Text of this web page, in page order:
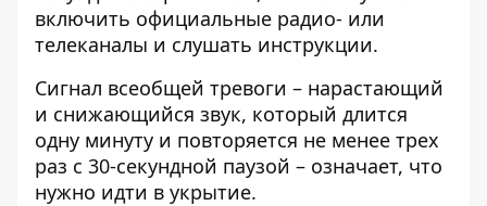
включить официальные радио- или
телеканалы и слушать инструкции.
Сигнал всеобщей тревоги – нарастающий
и снижающийся звук, который длится
одну минуту и повторяется не менее трех
раз с 30-секундной паузой – означает, что
нужно идти в укрытие.